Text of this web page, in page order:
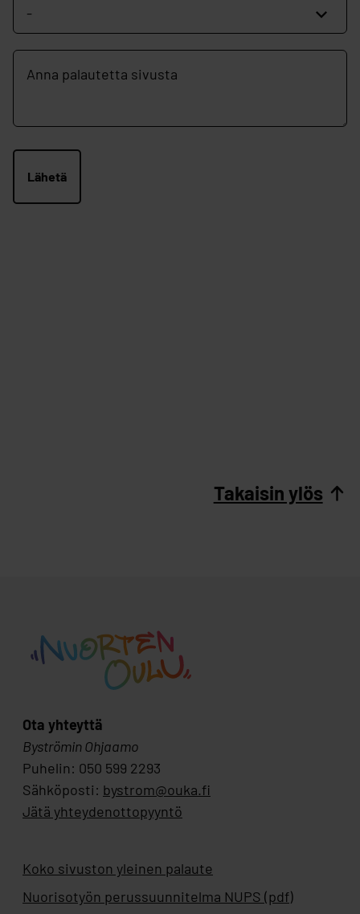
Vapaamuotoinen
palautekenttä
Takaisin ylös
Ota yhteyttä
Byströmin Ohjaamo
Puhelin: 050 599 2293
Sähköposti: bystrom@ouka.fi
Jätä yhteydenottopyyntö
Koko sivuston yleinen palaute
Nuorisotyön perussuunnitelma NUPS (pdf)